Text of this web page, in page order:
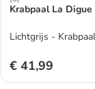
Krabpaal La
Lichtgrijs -
€ 41,99